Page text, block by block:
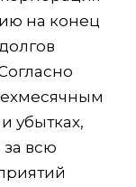
на конец
убытках,
всю